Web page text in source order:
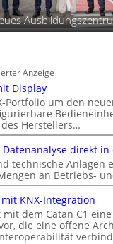
Anzeige
Display
Portfolio um den
Herstellers…
Datenanalyse direkt
technische Anlagen
an Betriebs-
KNX-Integration
dem Catan C1
die eine offene